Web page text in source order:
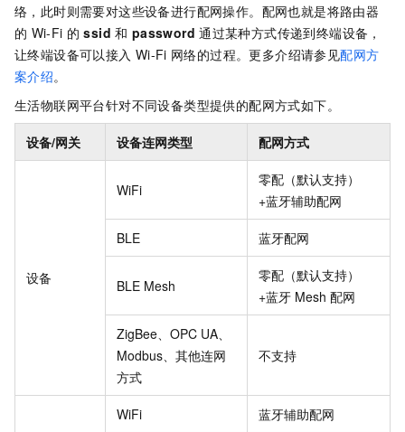
络，此时则需要对这些设备进行配网操作。配网也就是将路由器
的 Wi-Fi 的 ssid 和 password 通过某种方式传递到终端设备，
让终端设备可以接入 Wi-Fi 网络的过程。更多介绍请参见配网方
案介绍。
生活物联网平台针对不同设备类型提供的配网方式如下。
设备/网关 设备连网类型 配网方式
设备
WiFi
零配（默认支持）
+蓝牙辅助配网
BLE 蓝牙配网
BLE Mesh
零配（默认支持）
+蓝牙 Mesh 配网
ZigBee、OPC UA、
Modbus、其他连网
方式
不支持
WiFi 蓝牙辅助配网